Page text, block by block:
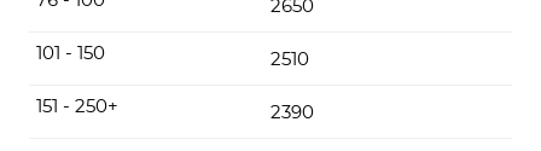
2650
2510
101 - 150
2390
151 - 250+